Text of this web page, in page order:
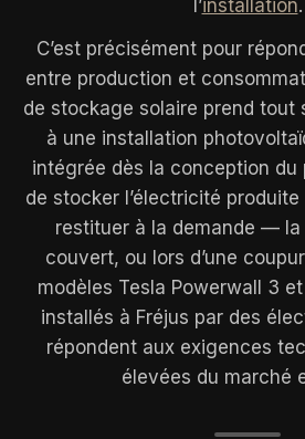
l’installation.
C’est précisément pour
entre production et
de stockage solaire prend tout
à une installation
intégrée dès la conception du
de stocker l’électricité
restituer à la demande — la
couvert, ou lors d’une
modèles Tesla Powerwall 3
installés à Fréjus par des
répondent aux exigences
élevées du marché